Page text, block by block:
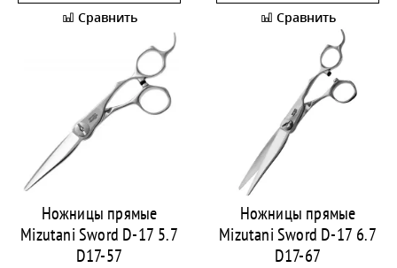
Сравнить Сравнить
Ножницы прямые
Mizutani Sword D-17 5.7
D17-57
Ножницы прямые
Mizutani Sword D-17 6.7
D17-67